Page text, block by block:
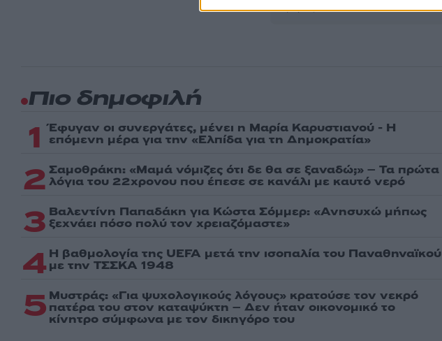
ημέρας
Πιο δημοφιλή
1 Έφυγαν οι συνεργάτες, μένει η Μαρία Καρυστιανού - Η
επόμενη μέρα για την «Ελπίδα για τη Δημοκρατία»
2 Σαμοθράκη: «Μαμά νόμιζες ότι δε θα σε ξαναδώ;» – Τα πρώτα
λόγια του 22χρονου που έπεσε σε κανάλι με καυτό νερό
3 Βαλεντίνη Παπαδάκη για Κώστα Σόμμερ: «Ανησυχώ μήπως
ξεχνάει πόσο πολύ τον χρειαζόμαστε»
4 Η βαθμολογία της UEFA μετά την ισοπαλία του Παναθηναϊκού
με την ΤΣΣΚΑ 1948
5 Μυστράς: «Για ψυχολογικούς λόγους» κρατούσε τον νεκρό
πατέρα του στον καταψύκτη – Δεν ήταν οικονομικό το
κίνητρο σύμφωνα με τον δικηγόρο του